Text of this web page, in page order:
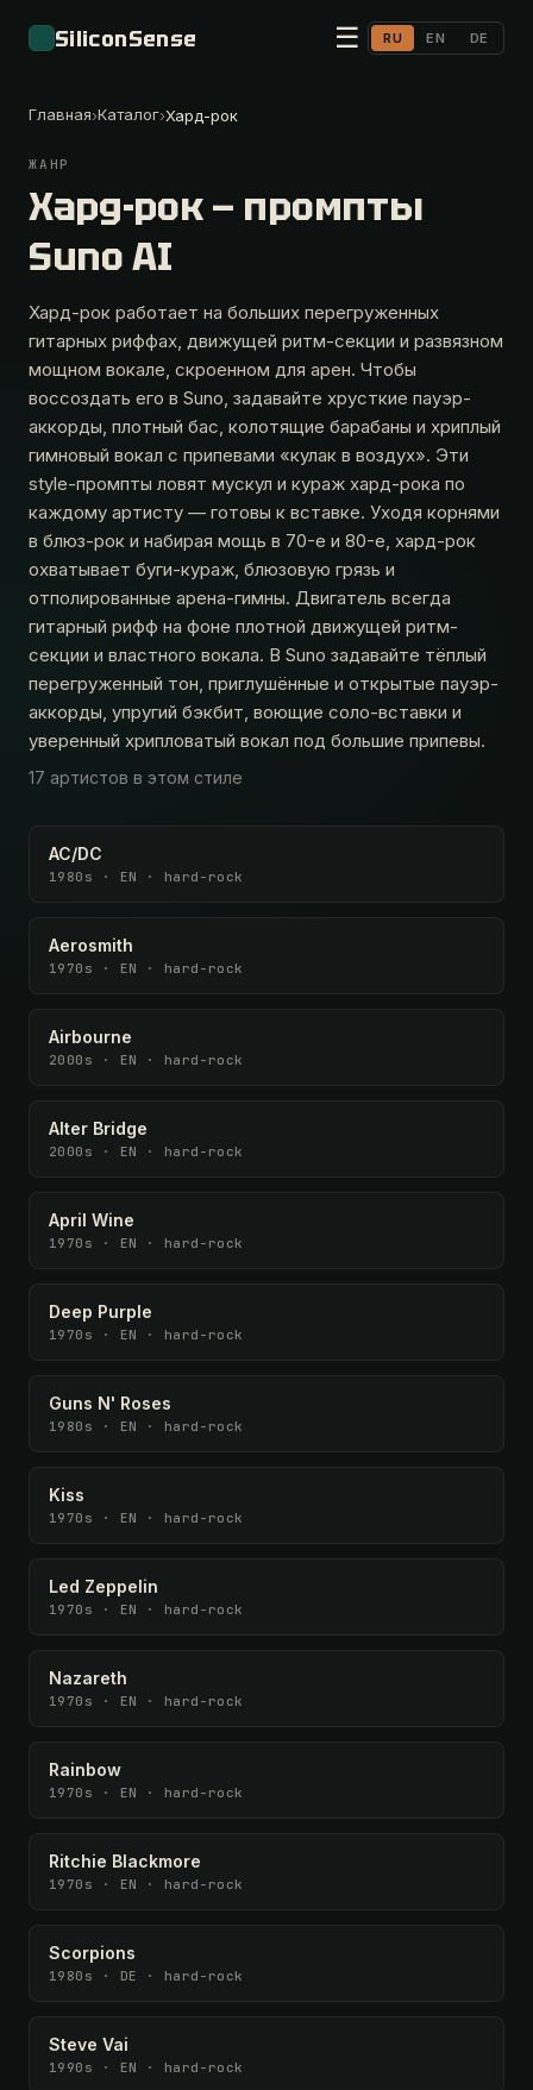
SiliconSense ☰ RU EN DE
Главная›Каталог›Хард-рок
ЖАНР
Хард-рок — промпты
Suno AI
Хард-рок работает на больших перегруженных
гитарных риффах, движущей ритм-секции и развязном
мощном вокале, скроенном для арен. Чтобы
воссоздать его в Suno, задавайте хрусткие пауэр-
аккорды, плотный бас, колотящие барабаны и хриплый
гимновый вокал с припевами «кулак в воздух». Эти
style-промпты ловят мускул и кураж хард-рока по
каждому артисту — готовы к вставке. Уходя корнями
в блюз-рок и набирая мощь в 70-е и 80-е, хард-рок
охватывает буги-кураж, блюзовую грязь и
отполированные арена-гимны. Двигатель всегда
гитарный рифф на фоне плотной движущей ритм-
секции и властного вокала. В Suno задавайте тёплый
перегруженный тон, приглушённые и открытые пауэр-
аккорды, упругий бэкбит, воющие соло-вставки и
уверенный хрипловатый вокал под большие припевы.
17 артистов в этом стиле
AC/DC
1980s · EN · hard-rock
Aerosmith
1970s · EN · hard-rock
Airbourne
2000s · EN · hard-rock
Alter Bridge
2000s · EN · hard-rock
April Wine
1970s · EN · hard-rock
Deep Purple
1970s · EN · hard-rock
Guns N' Roses
1980s · EN · hard-rock
Kiss
1970s · EN · hard-rock
Led Zeppelin
1970s · EN · hard-rock
Nazareth
1970s · EN · hard-rock
Rainbow
1970s · EN · hard-rock
Ritchie Blackmore
1970s · EN · hard-rock
Scorpions
1980s · DE · hard-rock
Steve Vai
1990s · EN · hard-rock